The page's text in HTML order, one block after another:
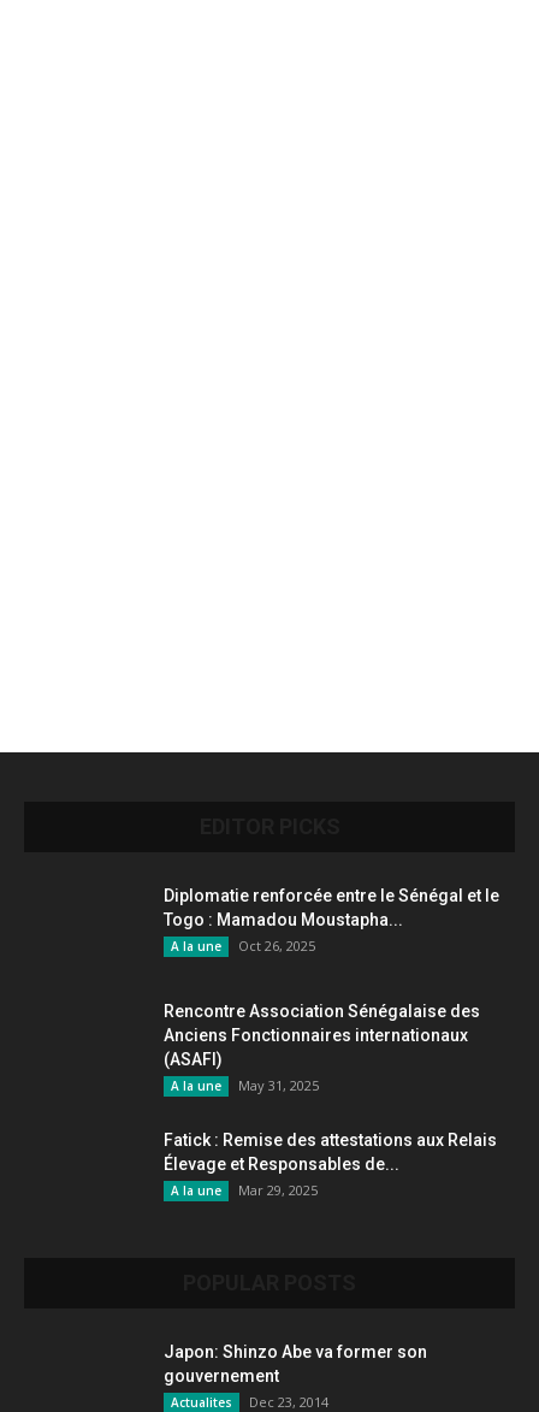
Diplomatie renforcée entre le Sénégal et le
Togo : Mamadou Moustapha...
A la une Oct 26, 2025
Rencontre Association Sénégalaise des
Anciens Fonctionnaires internationaux
(ASAFI)
A la une May 31, 2025
Fatick : Remise des attestations aux Relais
Élevage et Responsables de...
A la une Mar 29, 2025
Japon: Shinzo Abe va former son
gouvernement
Actualites Dec 23, 2014